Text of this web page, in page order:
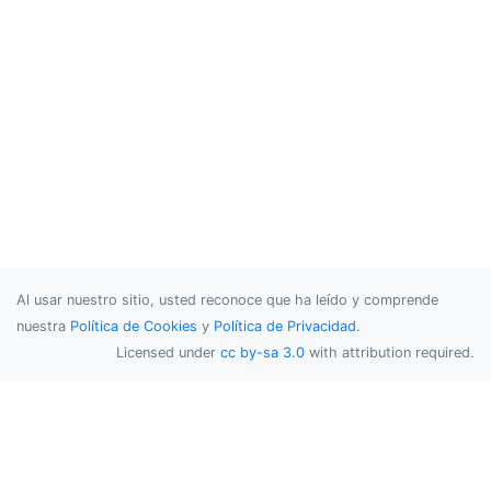
Al usar nuestro sitio, usted reconoce que ha leído y comprende
nuestra Política de Cookies y Política de Privacidad.
Licensed under cc by-sa 3.0 with attribution required.